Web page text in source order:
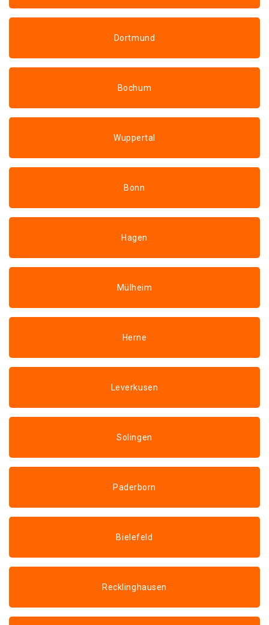
Dortmund
Bochum
Wuppertal
Bonn
Hagen
Mülheim
Herne
Leverkusen
Solingen
Paderborn
Bielefeld
Recklinghausen